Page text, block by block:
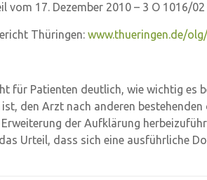
vom 17. Dezember 2010 – 3 O 1016/02
Thüringen:www.thueringen.de/
für Patienten deutlich, wie wichtig es
den Arzt nach anderen
der Aufklärung
Urteil, dass sich eine ausführliche